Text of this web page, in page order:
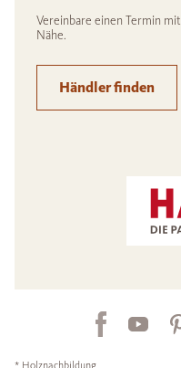
Vereinbare einen Termin
Nähe.
Händler finden
* Holznachbildung